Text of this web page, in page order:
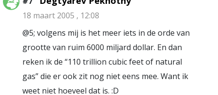
18 maart 2005 , 12:08
@5; volgens mij is het meer iets in de orde van
grootte van ruim 6000 miljard dollar. En dan
reken ik de “110 trillion cubic feet of natural
gas” die er ook zit nog niet eens mee. Want ik
weet niet hoeveel dat is. :D